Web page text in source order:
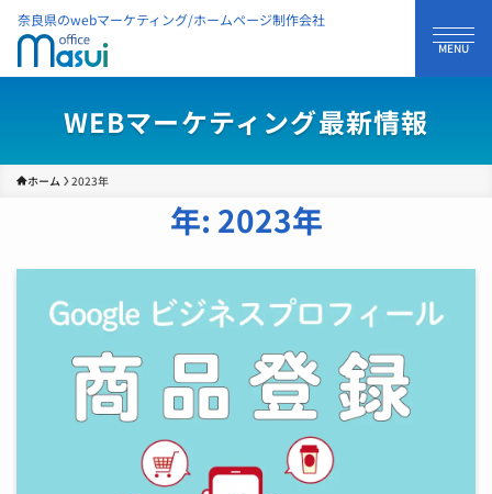
奈良県のwebマーケティング/ホームページ制作会社
WEBマーケティング最新情報
ホーム 2023年
年: 2023年